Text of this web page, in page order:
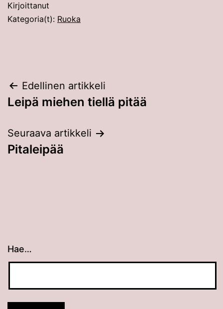
Kirjoittanut
Kategoria(t): Ruoka
Artikkelien
selaus
Edellinen artikkeli
Leipä miehen tiellä pitää
Seuraava artikkeli
Pitaleipää
Hae…
Kun tuloksia tulee, voit selata niitä